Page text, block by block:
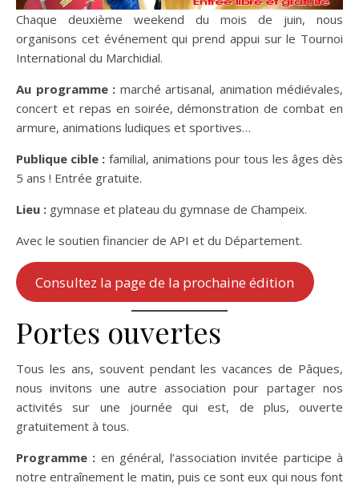
Chaque deuxième weekend du mois de juin, nous
organisons cet événement qui prend appui sur le Tournoi
International du Marchidial.
Au programme : marché artisanal, animation médiévales,
concert et repas en soirée, démonstration de combat en
armure, animations ludiques et sportives…
Publique cible : familial, animations pour tous les âges dès
5 ans ! Entrée gratuite.
Lieu : gymnase et plateau du gymnase de Champeix.
Avec le soutien financier de API et du Département.
Consultez la page de la prochaine édition
Portes ouvertes
Tous les ans, souvent pendant les vacances de Pâques,
nous invitons une autre association pour partager nos
activités sur une journée qui est, de plus, ouverte
gratuitement à tous.
Programme : en général, l’association invitée participe à
notre entraînement le matin, puis ce sont eux qui nous font